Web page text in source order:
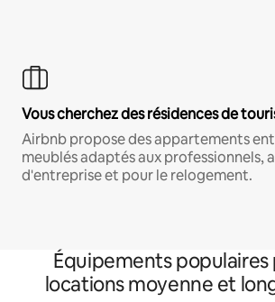
Vous cherchez des résidences de
Airbnb propose des appartements
meublés adaptés aux professionnels,
d'entreprise et pour le relogement.
Équipements populaires
locations moyenne et